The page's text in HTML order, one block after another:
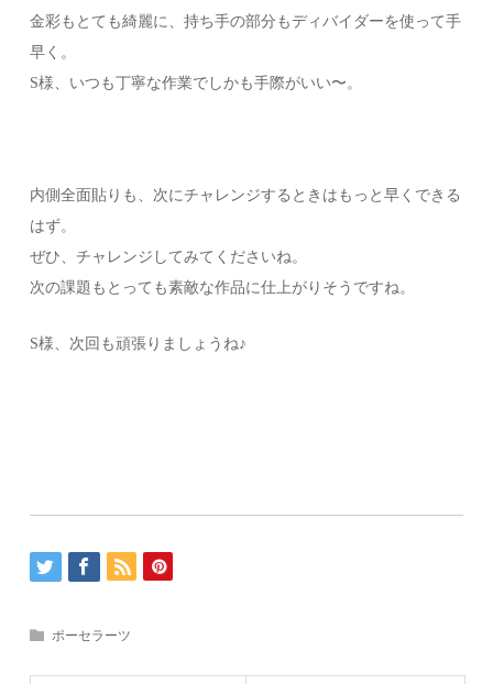
金彩もとても綺麗に、持ち手の部分もディバイダーを使って手
早く。
S様、いつも丁寧な作業でしかも手際がいい〜。
内側全面貼りも、次にチャレンジするときはもっと早くできる
はず。
ぜひ、チャレンジしてみてくださいね。
次の課題もとっても素敵な作品に仕上がりそうですね。
S様、次回も頑張りましょうね♪
ポーセラーツ